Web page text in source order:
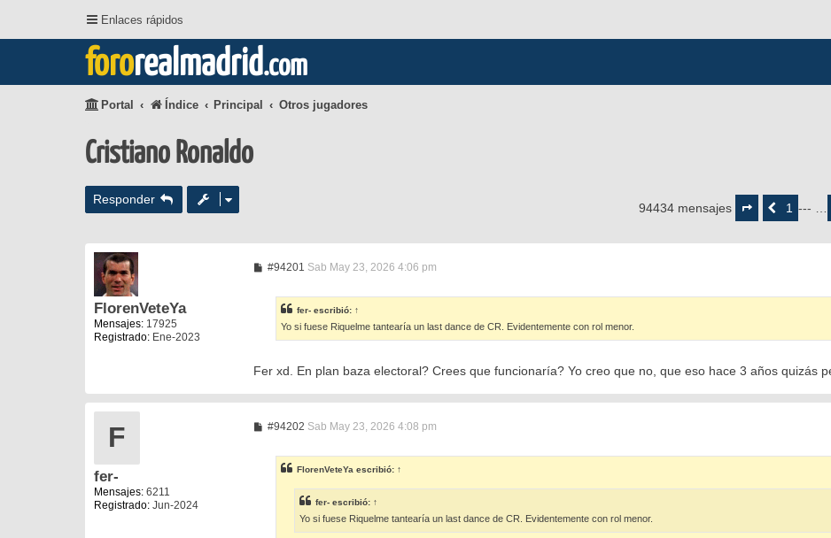
Enlaces rápidos
fororealmadrid.com
Portal Índice Principal Otros jugadores
Cristiano Ronaldo
Responder
94434 mensajes
deAnterior1 --- …
FlorenVeteYa
Mensajes: 17925
Registrado: Ene-2023
#94201 M
a
j
e
Sab May 23, 2026 4:06 pm
fer- escribió: ↑
Yo si fuese Riquelme tantearía un last dance de CR. Evidentemente con rol menor.
Fer xd. En plan baza electoral? Crees que funcionaría? Yo creo que no, que eso hace 3 años quizás
F
fer-
Mensajes: 6211
Registrado: Jun-2024
#94202M
a
j
e
Sab May 23, 2026 4:08 pm
FlorenVeteYa escribió: ↑
fer- escribió: ↑
Yo si fuese Riquelme tantearía un last dance de CR. Evidentemente con rol menor.